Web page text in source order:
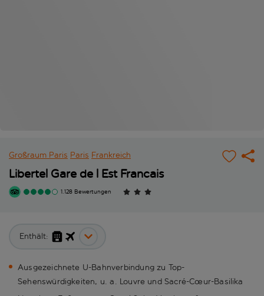
Großraum Paris Paris Frankreich
Libertel Gare de l Est Francais
1.128 Bewertungen
Enthält:
Ausgezeichnete U-Bahnverbindung zu Top-
Sehenswürdigkeiten, u. a. Louvre und Sacré-Cœur-Basilika